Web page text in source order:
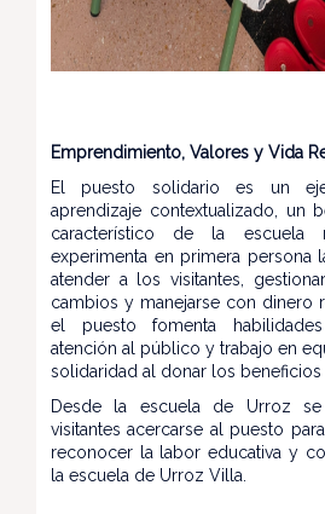
Emprendimiento, Valores y Vida
El puesto solidario es un
aprendizaje contextualizado, un
característico de la escuela
experimenta en primera persona
atender a los visitantes,
cambios y manejarse con dinero
el puesto fomenta
atención al público y trabajo en
solidaridad al donar los beneficios
Desde la escuela de Urroz
visitantes acercarse al puesto
reconocer la labor educativa y
la escuela de Urroz Villa.